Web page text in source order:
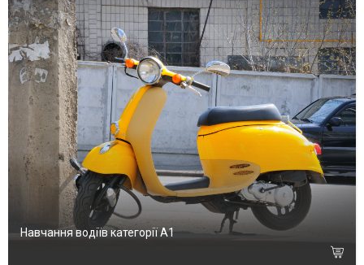
Навчання водіїв категорії А1